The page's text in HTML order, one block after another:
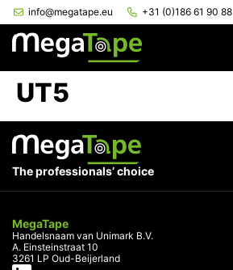
info@megatape.eu +31 (0)186 61 90 88
UT5
The professionals’ choice
MegaTape
Handelsnaam van Unimark B.V.
A. Einsteinstraat 10
3261 LP Oud-Beijerland